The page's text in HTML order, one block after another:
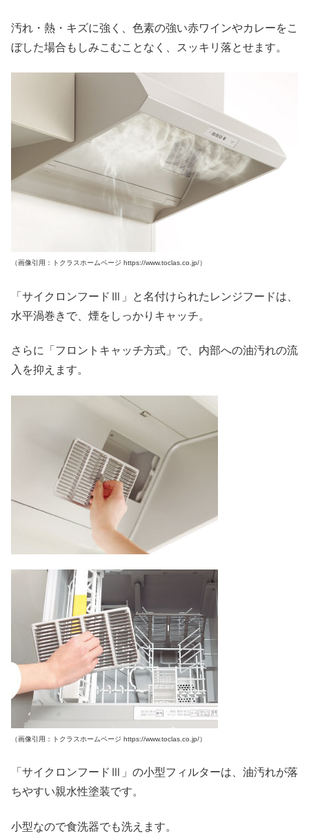
汚れ・熱・キズに強く、色素の強い赤ワインやカレーをこ
ぼした場合もしみこむことなく、スッキリ落とせます。
（画像引用：トクラスホームページ https://www.toclas.co.jp/）
「サイクロンフードⅢ」と名付けられたレンジフードは、
水平渦巻きで、煙をしっかりキャッチ。
さらに「フロントキャッチ方式」で、内部への油汚れの流
入を抑えます。
（画像引用：トクラスホームページ https://www.toclas.co.jp/）
「サイクロンフードⅢ」の小型フィルターは、油汚れが落
ちやすい親水性塗装です。
小型なので食洗器でも洗えます。